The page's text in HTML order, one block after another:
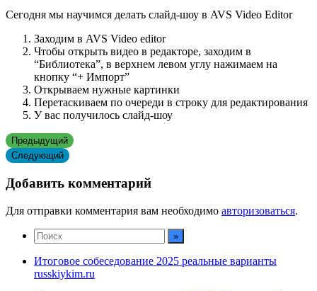
Сегодня мы научимся делать слайд-шоу в AVS Video Editor
Заходим в AVS Video editor
Чтобы открыть видео в редакторе, заходим в
“Библиотека”, в верхнем левом углу нажимаем на
кнопку “+ Импорт”
Открываем нужные картинки
Перетаскиваем по очереди в строку для редактирования
У вас получилось слайд-шоу
Предыдущий
Следующий
Добавить комментарий
Для отправки комментария вам необходимо авторизоваться.
Итоговое собеседование 2025 реальные варианты
russkiykim.ru